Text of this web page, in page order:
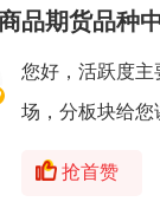
品期货品种
您好，活跃度
场，分板块给
抢首赞